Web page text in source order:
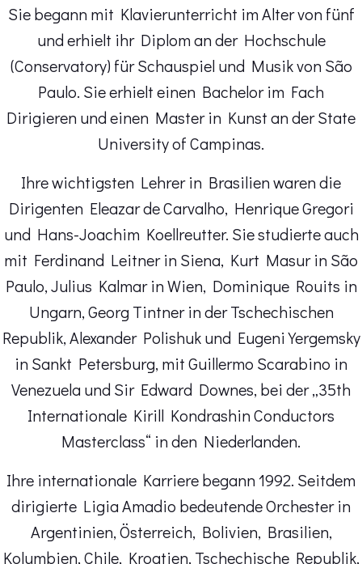
Sie begann mit Klavierunterricht im Alter von fünf
und erhielt ihr Diplom an der Hochschule
(Conservatory) für Schauspiel und Musik von São
Paulo. Sie erhielt einen Bachelor im Fach
Dirigieren und einen Master in Kunst an der State
University of Campinas.
Ihre wichtigsten Lehrer in Brasilien waren die
Dirigenten Eleazar de Carvalho, Henrique Gregori
und Hans-Joachim Koellreutter. Sie studierte auch
mit Ferdinand Leitner in Siena, Kurt Masur in São
Paulo, Julius Kalmar in Wien, Dominique Rouits in
Ungarn, Georg Tintner in der Tschechischen
Republik, Alexander Polishuk und Eugeni Yergemsky
in Sankt Petersburg, mit Guillermo Scarabino in
Venezuela und Sir Edward Downes, bei der „35th
Internationale Kirill Kondrashin Conductors
Masterclass“ in den Niederlanden.
Ihre internationale Karriere begann 1992. Seitdem
dirigierte Ligia Amadio bedeutende Orchester in
Argentinien, Österreich, Bolivien, Brasilien,
Kolumbien, Chile, Kroatien, Tschechische Republik,